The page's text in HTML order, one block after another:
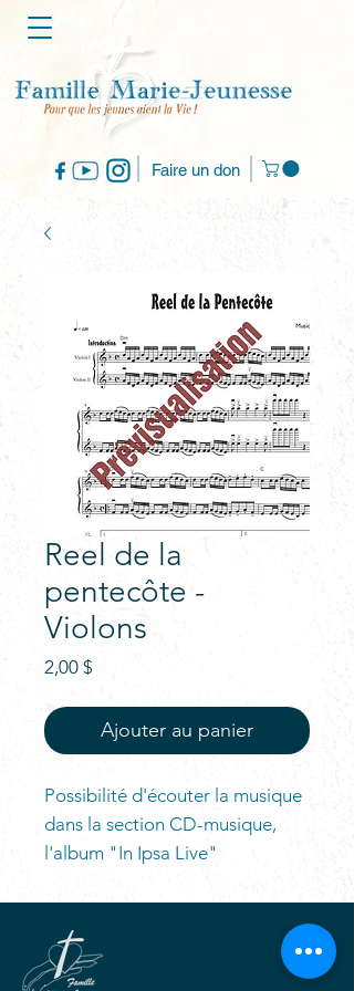
Faire un don
Reel de la
pentecôte -
Violons
2,00 $
Ajouter au panier
Possibilité d'écouter la musique
dans la section CD-musique,
l'album "In Ipsa Live"